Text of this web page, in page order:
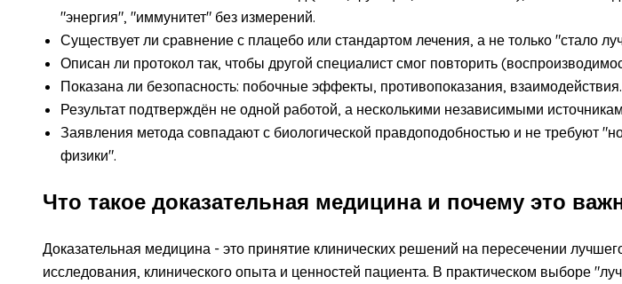
"энергия", "иммунитет" без измерений.
Существует ли сравнение с плацебо или стандартом лечения, а не только "стало
Описан ли протокол так, чтобы другой специалист смог повторить
Показана ли безопасность: побочные эффекты, противопоказания, взаимодействия.
Результат подтверждён не одной работой, а несколькими независимыми
Заявления метода совпадают с биологической правдоподобностью и не требуют
физики".
Что такое доказательная медицина и почему это
Доказательная медицина - это принятие клинических решений на пересечении
исследования, клинического опыта и ценностей пациента. В практическом выборе